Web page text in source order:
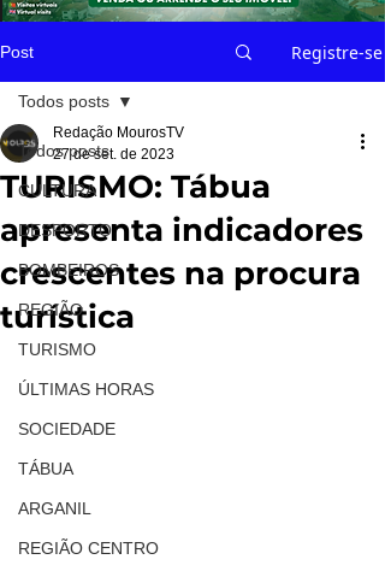
Post Registre-se
Todos posts
CULTURA
DESPORTO
BOMBEIROS
REGIÃO
TURISMO
ÚLTIMAS HORAS
SOCIEDADE
TÁBUA
ARGANIL
REGIÃO CENTRO
Todos posts
TURISMO: Tábua
apresenta indicadores
crescentes na procura
turística
Redação MourosTV
27 de set. de 2023